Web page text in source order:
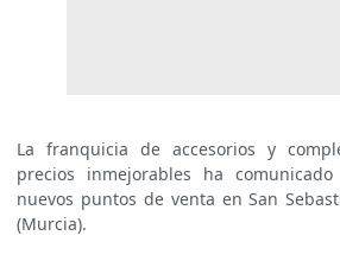
La franquicia de accesorios y
precios inmejorables ha
nuevos puntos de venta en San
(Murcia).